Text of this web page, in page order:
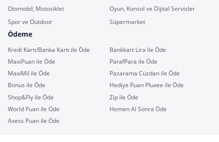
Otomobil, Motosiklet
Oyun, Konsol ve Dijital Servisler
Spor ve Outdoor
Süpermarket
Ödeme
Kredi Kartı/Banka Kartı ile Öde
Bankkart Lira ile Öde
MaxiPuan ile Öde
ParafPara ile Öde
MaxiMil ile Öde
Pazarama Cüzdan ile Öde
Bonus ile Öde
Hediye Puan Pluxee ile Öde
Shop&Fly ile Öde
Zip ile Öde
World Puan ile Öde
Hemen Al Sonra Öde
Axess Puan ile Öde